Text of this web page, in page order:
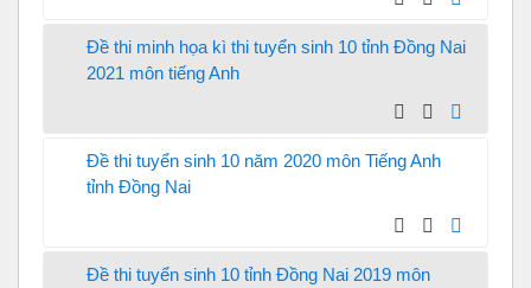
Đề thi minh họa kì thi tuyển sinh 10 tỉnh Đồng Nai
2021 môn tiếng Anh
Đề thi tuyển sinh 10 năm 2020 môn Tiếng Anh
tỉnh Đồng Nai
Đề thi tuyển sinh 10 tỉnh Đồng Nai 2019 môn